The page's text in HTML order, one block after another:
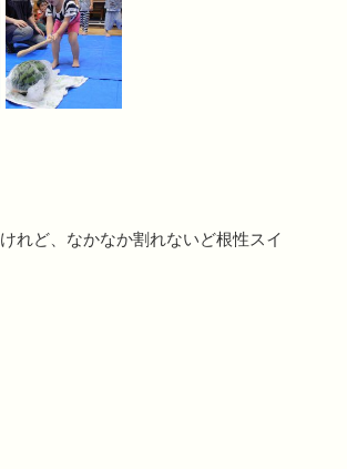
れど、なかなか割れないど根性スイ